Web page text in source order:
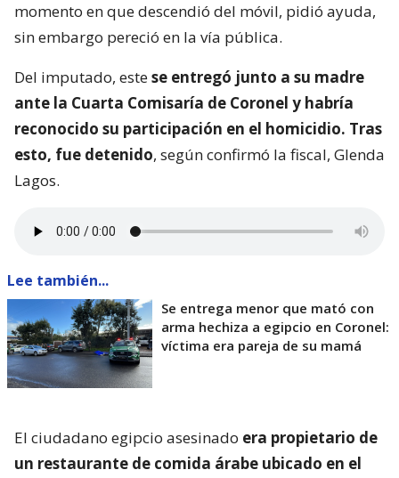
momento en que descendió del móvil, pidió ayuda,
sin embargo pereció en la vía pública.
Del imputado, estese entregó junto a su madre
ante la Cuarta Comisaría de Coronel y habría
reconocido su participación en el homicidio. Tras
esto, fue detenido, según confirmó la fiscal, Glenda
Lagos.
Lee también...
Se entrega menor que mató con
arma hechiza a egipcio en Coronel:
víctima era pareja de su mamá
El ciudadano egipcio asesinado era propietario de
un restaurante de comida árabe ubicado en el